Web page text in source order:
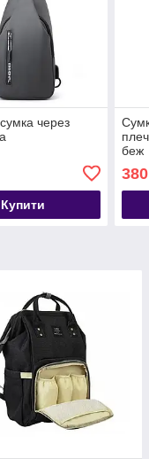
через
Купити
беж
380